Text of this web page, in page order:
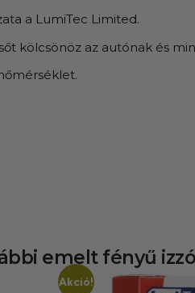
a LumiTec Limited.
kölcsönöz az autónak és
emelt fényű
Akció!